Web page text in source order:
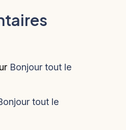
Bonjour tout le
tout le